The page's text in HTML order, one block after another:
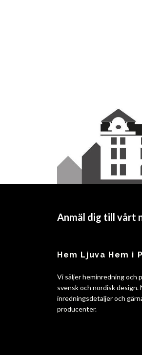
Anmäl dig till vårt
Hem Ljuva Hem i
Vi säljer heminredning och
svensk och nordisk design.
inredningsdetaljer och
producenter.